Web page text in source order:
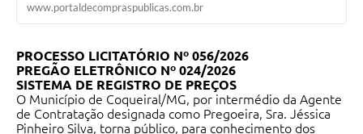
www.portaldecompraspublicas.com.br
PROCESSO LICITATÓRIO Nº 056/2026
PREGÃO ELETRÔNICO Nº 024/2026
SISTEMA DE REGISTRO DE PREÇOS
O Município de Coqueiral/MG, por intermédio da Agente
de Contratação designada como Pregoeira, Sra. Jéssica
Pinheiro Silva, torna público, para conhecimento dos